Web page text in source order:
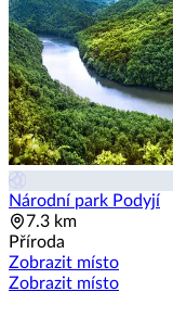
Národní park Podyjí
7.3 km
Příroda
Zobrazit místo
Zobrazit místo